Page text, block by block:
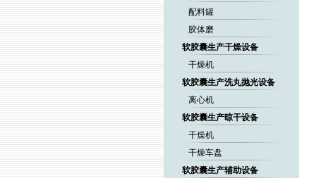
配料罐
胶体磨
软胶囊生产干燥设备
干燥机
软胶囊生产洗丸抛光设备
离心机
软胶囊生产晾干设备
干燥机
干燥车盘
软胶囊生产辅助设备